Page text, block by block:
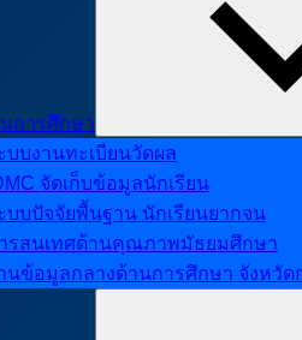
การศึกษา
บบงานทะเบียนวัดผล
จัดเก็บข้อมูลนักเรียน
บบปัจจัยพื้นฐาน นักเรียนยากจน
รสนเทศด้านคุณภาพมัธยมศึกษา
นข้อมูลกลางด้านการศึกษา จังหวัด